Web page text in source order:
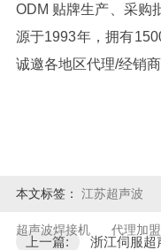
ODM 贴牌生产、采购
源于1993年，拥有
诚邀各地区代理/经销
本文标签： 江苏超声波
超声波焊接机 代理加盟
上一篇: 浙江伺服超